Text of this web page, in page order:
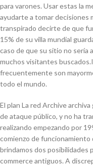
para varones. Usar estas la
ayudarte a tomar decisiones
transpirado decirte de que
15% de su villa mundial
caso de que su sitio no serí­a
muchos visitantes
frecuentemente son
todo el mundo.
El plan La red Archive
de ataque público, y no ha
realizando empezando por
comienzo de funcionamiento
brindamos dos posibilidades
commerce antiguos. A